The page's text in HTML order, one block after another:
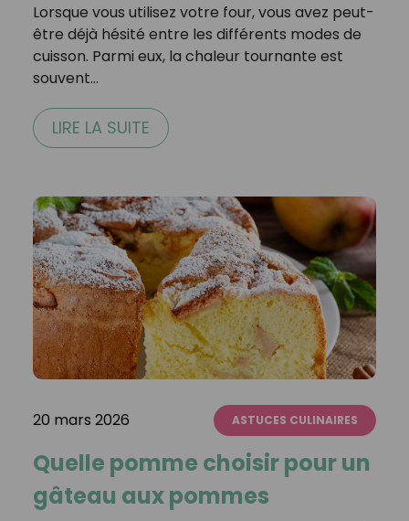
Lorsque vous utilisez votre four, vous avez peut-
être déjà hésité entre les différents modes de
cuisson. Parmi eux, la chaleur tournante est
souvent…
LIRE LA SUITE
20 mars 2026 ASTUCES CULINAIRES
Quelle pomme choisir pour un
gâteau aux pommes